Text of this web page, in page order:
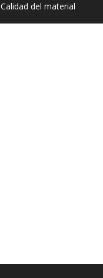
Calidad del material